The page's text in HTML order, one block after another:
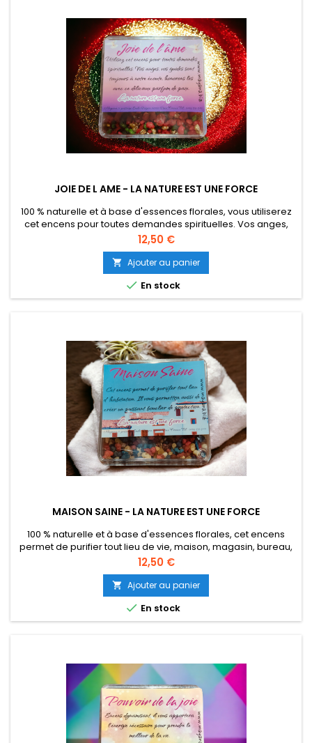
JOIE DE L AME - LA NATURE EST UNE FORCE
100 % naturelle et à base d'essences florales, vous utiliserez
cet encens pour toutes demandes spirituelles. Vos anges,
vos guides sont toujours à notre écoute, honorons les avec
ce délicieux parfum de paix. Vous pouvez l'utiliser aussi pour
faire monter dans la lumière un être cher. Boite solide
transparente volume 50 gr.
Prix
12,50 €
 Ajouter au panier
 En stock
MAISON SAINE - LA NATURE EST UNE FORCE
100 % naturelle et à base d'essences florales, cet encens
permet de purifier tout lieu de vie, maison, magasin, bureau,
lieu d accueil. Libérez vous de toutes énergies négatives
grâce à ce puissant bouclier. Boite solide transparente
volume 50 gr.
Prix
12,50 €
 Ajouter au panier
 En stock